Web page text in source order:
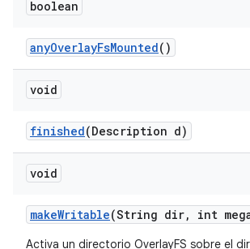
boolean
anyOverlayFsMounted()
void
finished(Description d)
void
makeWritable(String dir, int
Activa un directorio OverlayFS sobre el